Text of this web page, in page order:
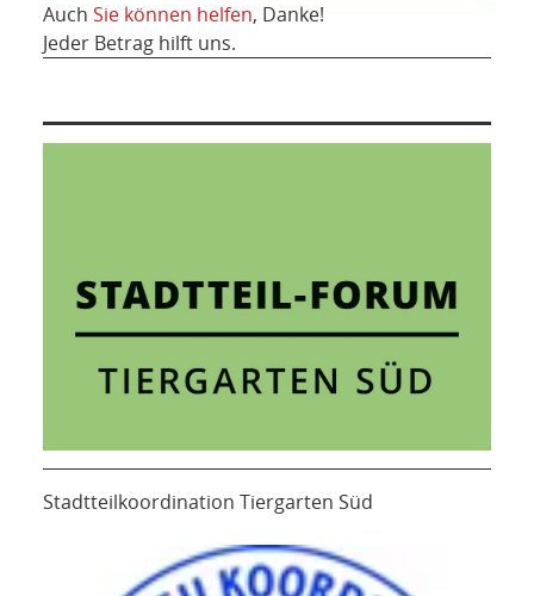
Auch Sie können helfen, Danke!
Jeder Betrag hilft uns.
Stadtteilkoordination Tiergarten Süd